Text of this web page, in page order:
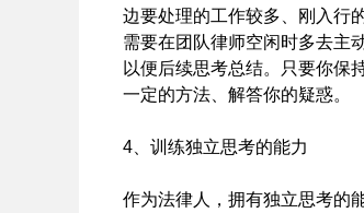
边要处理的工作较多、刚入行
需要在团队律师空闲时多去主
以便后续思考总结。只要你保
一定的方法、解答你的疑惑。
4、训练独立思考的能力
作为法律人，拥有独立思考的